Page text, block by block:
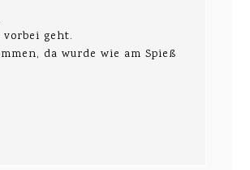
geht.
da wurde wie am Spieß